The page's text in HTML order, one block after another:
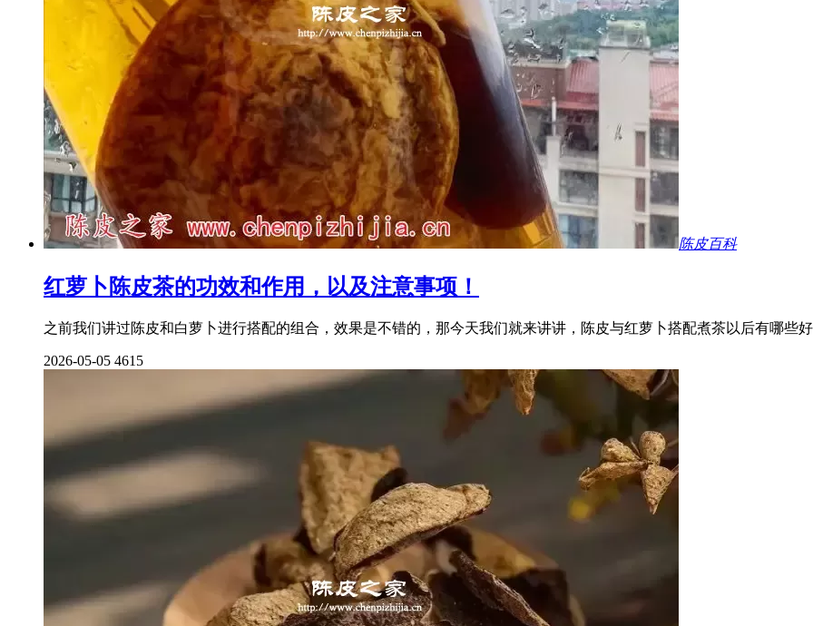
陈皮百科
红萝卜陈皮茶的功效和作用，以及注意事项！
之前我们讲过陈皮和白萝卜进行搭配的组合，效果是不错的，那今天我们就来讲讲，陈皮与红萝卜搭配煮茶以后有哪些
2026-05-05 4615